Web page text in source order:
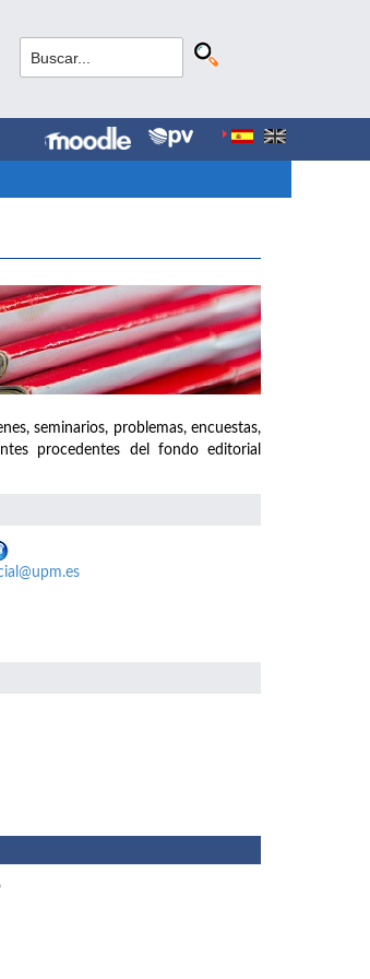
seminarios, problemas, encuestas,
procedentes del fondo editorial